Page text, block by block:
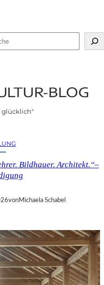
glücklich"
Bildhauer. Architekt.“–
vonMichaela Schabel